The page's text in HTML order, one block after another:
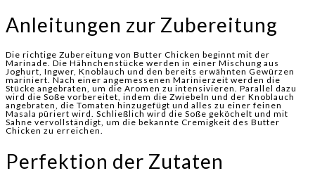
Anleitungen zur Zubereitung
Die richtige Zubereitung von Butter Chicken beginnt mit der
Marinade. Die Hähnchenstücke werden in einer Mischung aus
Joghurt, Ingwer, Knoblauch und den bereits erwähnten Gewürzen
mariniert. Nach einer angemessenen Marinierzeit werden die
Stücke angebraten, um die Aromen zu intensivieren. Parallel dazu
wird die Soße vorbereitet, indem die Zwiebeln und der Knoblauch
angebraten, die Tomaten hinzugefügt und alles zu einer feinen
Masala püriert wird. Schließlich wird die Soße geköchelt und mit
Sahne vervollständigt, um die bekannte Cremigkeit des Butter
Chicken zu erreichen.
Perfektion der Zutaten